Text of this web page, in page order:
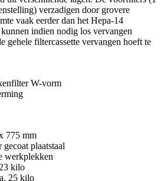
verzadigen door grovere
vaak eerder dan het Hepa-14
indien nodig los vervangen
gehele filtercassette vervangen hoeft te
W-vorm
775 mm
plaatstaal
werkplekken
kilo
25 kilo